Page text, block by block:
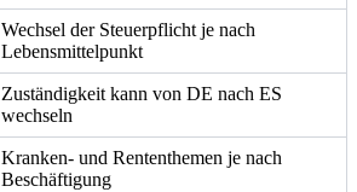
Wechsel der Steuerpflicht je nach
Lebensmittelpunkt
Zuständigkeit kann von DE nach ES
wechseln
Kranken- und Rententhemen je nach
Beschäftigung